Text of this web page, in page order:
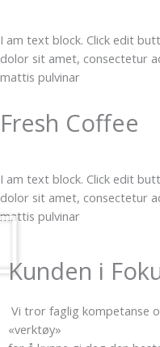
I am text block. Click edit
dolor sit amet, consectetur
mattis pulvinar
Fresh Coffee
I am text block. Click edit
dolor sit amet, consectetur
mattis pulvinar
Kunden i
Vi tror faglig kompetanse
«verktøy»